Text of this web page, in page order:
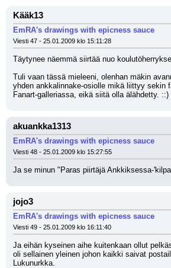
Kääk13
EmRA's drawings with epicness sauce
Viesti 47 - 25.01.2009 klo 15:11:28
Täytynee näemmä siirtää nuo
Tuli vaan tässä mieleeni, olenhan mäkin
yhden ankkalinnake-osiolle mikä liittyy sekin
Fanart-galleriassa, eikä siitä olla älähdetty. ::)
akuankka1313
EmRA's drawings with epicness sauce
Viesti 48 - 25.01.2009 klo 15:27:55
Ja se minun "Paras piirtäjä Ankkiksessa-
jojo3
EmRA's drawings with epicness sauce
Viesti 49 - 25.01.2009 klo 16:11:40
Ja eihän kyseinen aihe kuitenkaan ollut
oli sellainen yleinen johon kaikki saivat
Lukunurkka.